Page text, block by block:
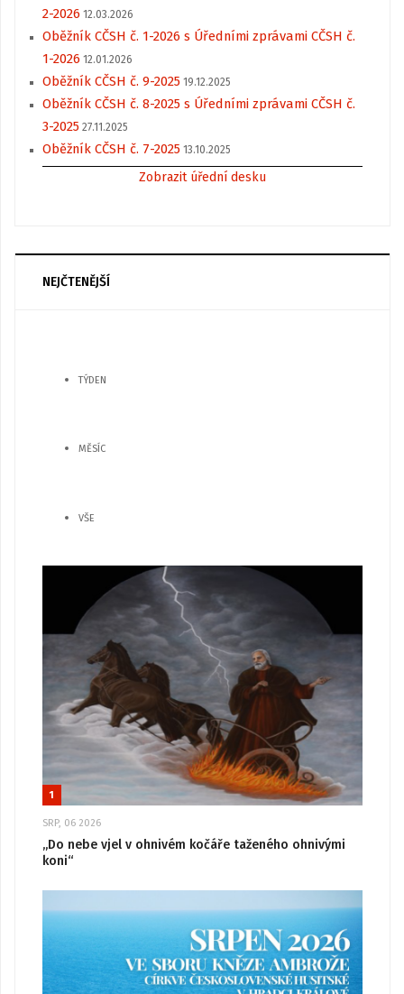
2-2026 12.03.2026
Oběžník CČSH č. 1-2026 s Úředními zprávami CČSH č.
1-2026 12.01.2026
Oběžník CČSH č. 9-2025 19.12.2025
Oběžník CČSH č. 8-2025 s Úředními zprávami CČSH č.
3-2025 27.11.2025
Oběžník CČSH č. 7-2025 13.10.2025
Zobrazit úřední desku
NEJČTENĚJŠÍ
TÝDEN
MĚSÍC
VŠE
1
SRP, 06 2026
„Do nebe vjel v ohnivém kočáře taženého ohnivými
koni“